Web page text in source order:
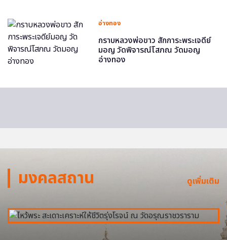
อ่างทอง
กราบหลวงพ่อขาว สักการะพระเจดีย์
มอญ วัดพิจารณ์โสภณ วัดมอญ
อ่างทอง
มงคลสถาน ดูเพิ่มเติม